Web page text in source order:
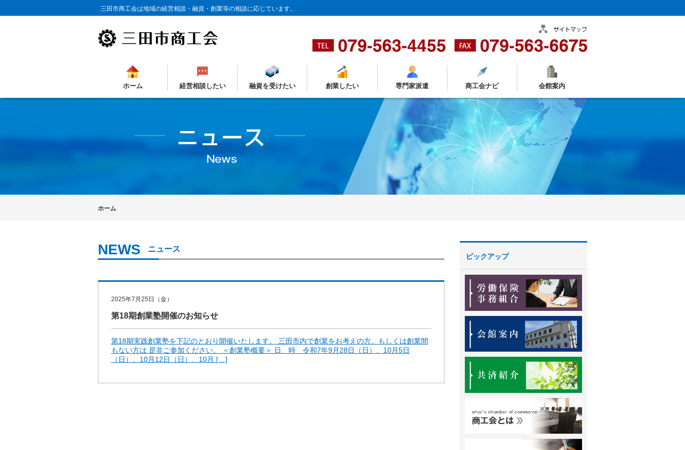
三田市商工会は地域の経営相談・融資・創業等の相談に応じています。
ホーム 経営相談したい 融資を受けたい 創業したい 専門家派遣 商工会ナビ 会館案内
ホーム
ニュース
2025年7月25日（金）
第18期創業塾開催のお知らせ
第18期実践創業塾を下記のとおり開催いたします。 三田市内で創業をお考えの方、もしくは創業間
もない方は 是非ご参加ください。 ＜創業塾概要＞ 日 時 令和7年9月28日（日）、10月5日
（日）、10月12日（日）、10月 […]
ピックアップ